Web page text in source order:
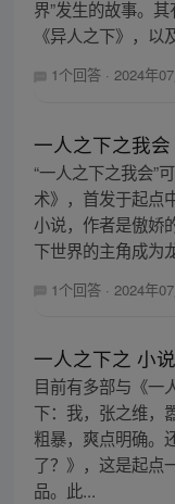
界”发生的故事。
《异人之下》，
1个回答 · 2024年
一人之下之我会
“一人之下之我会”
术》，首发于起点
小说，作者是傲娇
下世界的主角成为
1个回答 · 2024年
一人之下之 小说
目前有多部与《一
下：我，张之维，
粗暴，爽点明确。
了？》，这是起点
品。此...